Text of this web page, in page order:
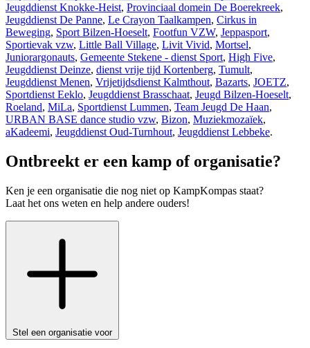
Jeugddienst Knokke-Heist, Provinciaal domein De Boerekreek,
Jeugddienst De Panne, Le Crayon Taalkampen, Cirkus in
Beweging, Sport Bilzen-Hoeselt, Footfun VZW, Jeppasport,
Sportievak vzw, Little Ball Village, Livit Vivid, Mortsel,
Juniorargonauts, Gemeente Stekene - dienst Sport, High Five,
Jeugddienst Deinze, dienst vrije tijd Kortenberg, Tumult,
Jeugddienst Menen, Vrijetijdsdienst Kalmthout, Bazarts, JOETZ,
Sportdienst Eeklo, Jeugddienst Brasschaat, Jeugd Bilzen-Hoeselt,
Roeland, MiLa, Sportdienst Lummen, Team Jeugd De Haan,
URBAN BASE dance studio vzw, Bizon, Muziekmozaïek,
aKadeemi, Jeugddienst Oud-Turnhout, Jeugddienst Lebbeke.
Ontbreekt er een kamp of organisatie?
Ken je een organisatie die nog niet op KampKompas staat?
Laat het ons weten en help andere ouders!
Stel een organisatie voor